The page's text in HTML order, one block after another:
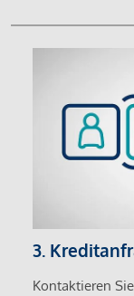
3.
Kontaktieren